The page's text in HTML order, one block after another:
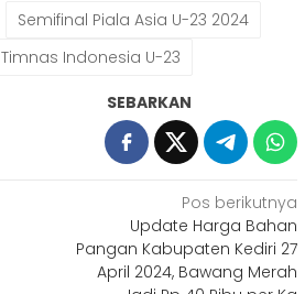
Semifinal Piala Asia U-23 2024
Timnas Indonesia U-23
SEBARKAN
Pos berikutnya
Update Harga Bahan
Pangan Kabupaten Kediri 27
April 2024, Bawang Merah